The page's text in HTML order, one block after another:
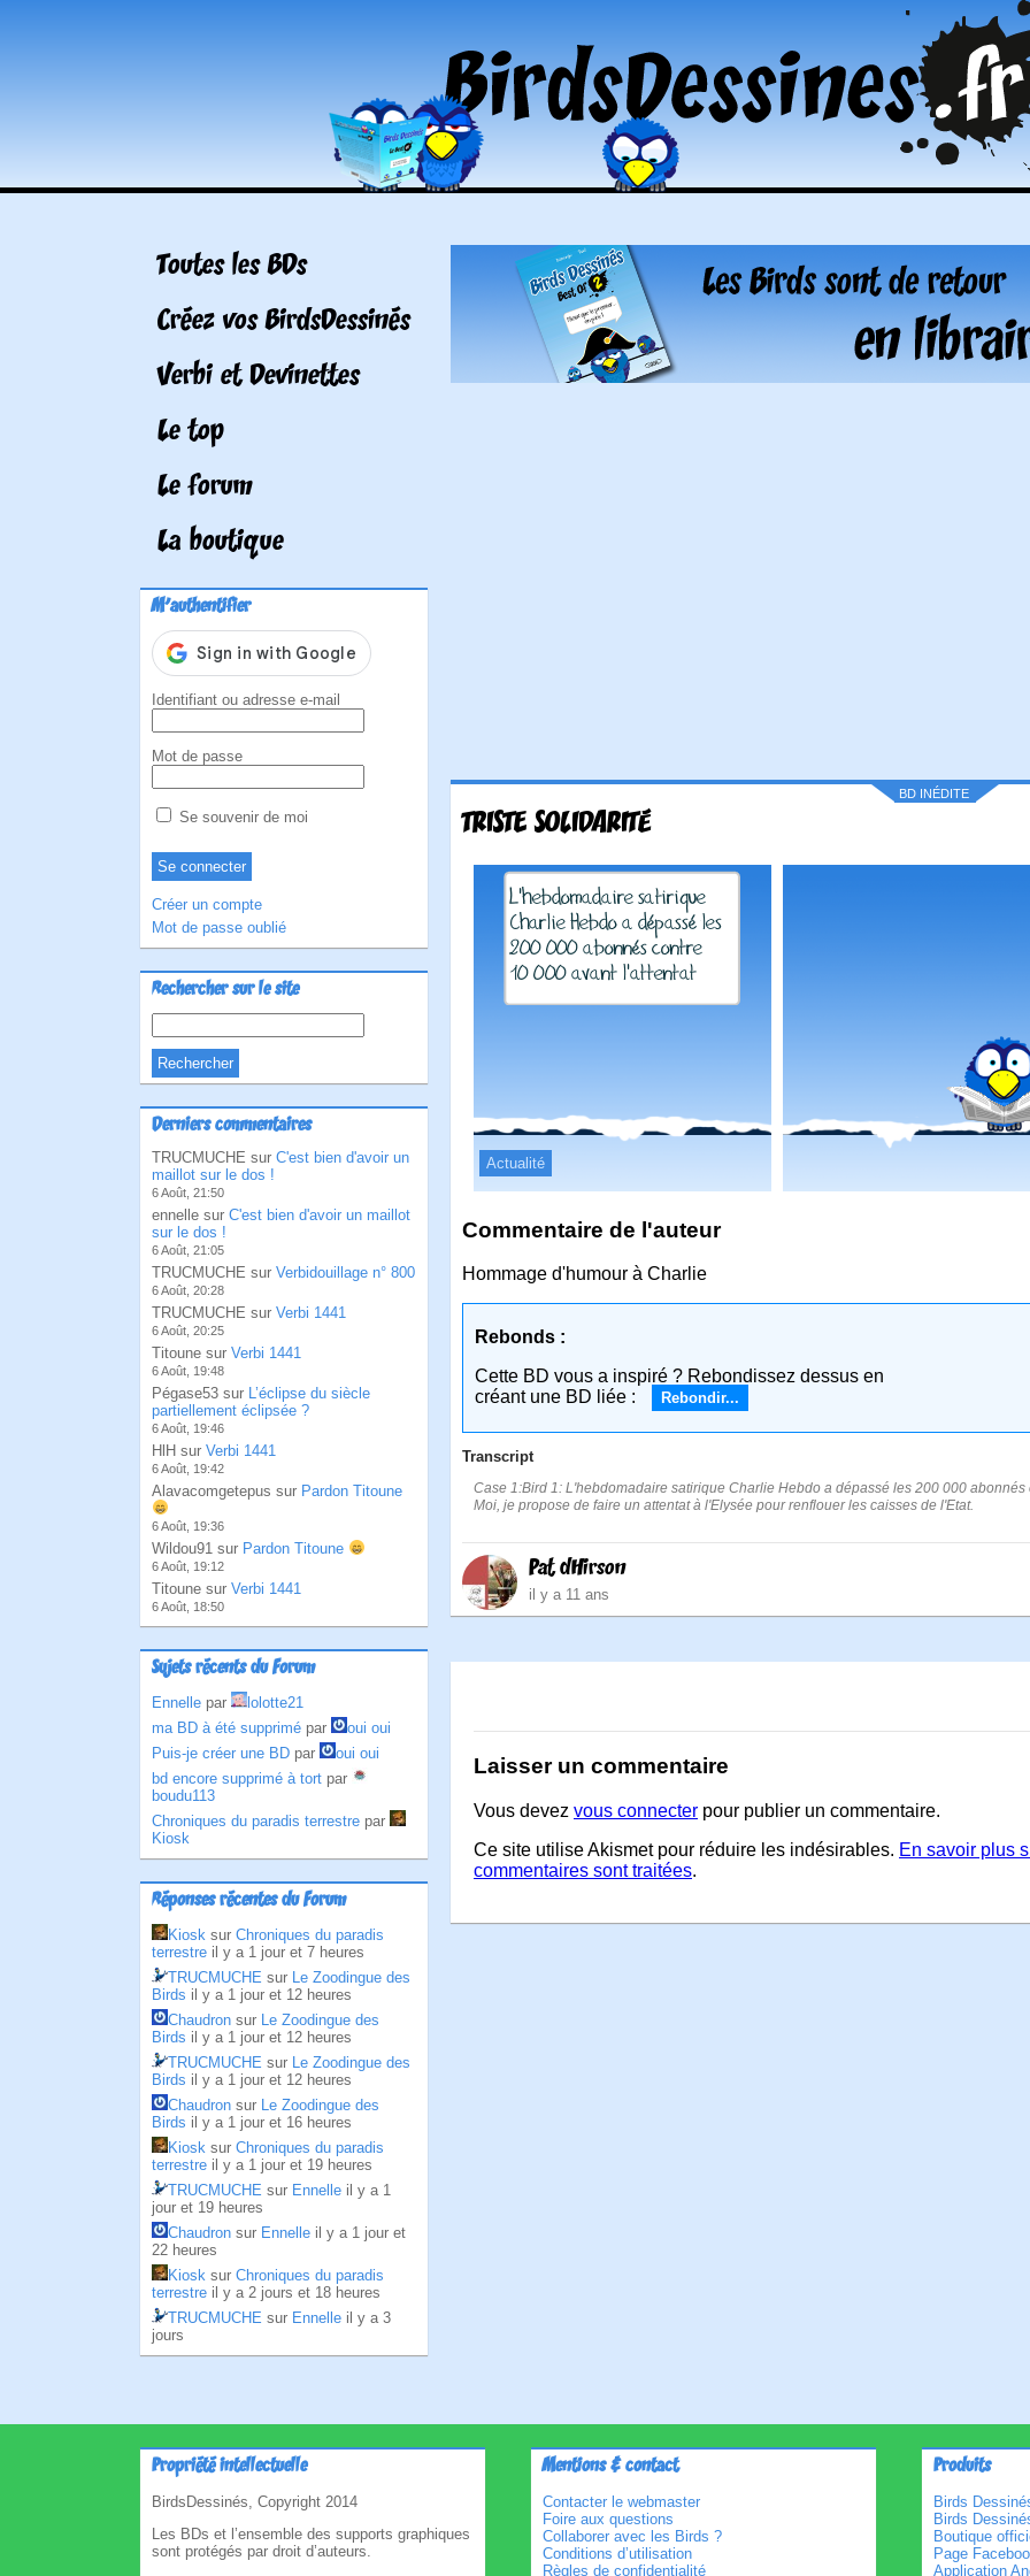
Toutes les BDs
Créez vos BirdsDessinés
Verbi et Devinettes
Le top
Le forum
La boutique
M'authentifier
Identifiant ou adresse e-mail
Mot de passe
Se souvenir de moi
Créer un compte
Mot de passe oublié
Rechercher sur le site
Derniers commentaires
TRUCMUCHE sur C'est bien d'avoir un
maillot sur le dos !
6 Août, 21:50
ennelle sur C'est bien d'avoir un maillot
sur le dos !
6 Août, 21:05
TRUCMUCHE sur Verbidouillage n° 800
6 Août, 20:28
TRUCMUCHE sur Verbi 1441
6 Août, 20:25
Titoune sur Verbi 1441
6 Août, 19:48
Pégase53 sur L’éclipse du siècle
partiellement éclipsée ?
6 Août, 19:46
HlH sur Verbi 1441
6 Août, 19:42
Alavacomgetepus sur Pardon Titoune
6 Août, 19:36
Wildou91 sur Pardon Titoune
6 Août, 19:12
Titoune sur Verbi 1441
6 Août, 18:50
Sujets récents du Forum
Ennelle par
lolotte21
ma BD à été supprimé par
oui oui
Puis-je créer une BD par
oui oui
bd encore supprimé à tort par
boudu113
Chroniques du paradis terrestre par
Kiosk
Réponses récentes du Forum
Kiosk sur Chroniques du paradis
terrestre il y a 1 jour et 7 heures
TRUCMUCHE sur Le Zoodingue des
Birds il y a 1 jour et 12 heures
Chaudron sur Le Zoodingue des
Birds il y a 1 jour et 12 heures
TRUCMUCHE sur Le Zoodingue des
Birds il y a 1 jour et 12 heures
Chaudron sur Le Zoodingue des
Birds il y a 1 jour et 16 heures
Kiosk sur Chroniques du paradis
terrestre il y a 1 jour et 19 heures
TRUCMUCHE sur Ennelle il y a 1
jour et 19 heures
Chaudron sur Ennelle il y a 1 jour et
22 heures
Kiosk sur Chroniques du paradis
terrestre il y a 2 jours et 18 heures
TRUCMUCHE sur Ennelle il y a 3
jours
BD INÉDITE
TRISTE SOLIDARITÉ
Actualité
Commentaire de l'auteur
Hommage d'humour à Charlie
Rebonds :
Cette BD vous a inspiré ? Rebondissez dessus en
créant une BD liée :
Rebondir...
Transcript
Case 1:Bird 1: L'hebdomadaire satirique Charlie Hebdo a dépassé les 200 000
Moi, je propose de faire un attentat à l'Elysée pour renflouer les caisses de l'Etat.
Pat dHirson
il y a 11 ans
Laisser un commentaire
Vous devez vous connecter pour publier un commentaire.
Ce site utilise Akismet pour réduire les indésirables. En savoir plus
commentaires sont traitées.
Propriété intellectuelle
BirdsDessinés, Copyright 2014
Les BDs et l’ensemble des supports graphiques
sont protégés par droit d’auteurs.
Mentions & contact
Contacter le webmaster
Foire aux questions
Collaborer avec les Birds ?
Conditions d’utilisation
Règles de confidentialité
Produits
Birds
Birds
Boutique
Page
Application